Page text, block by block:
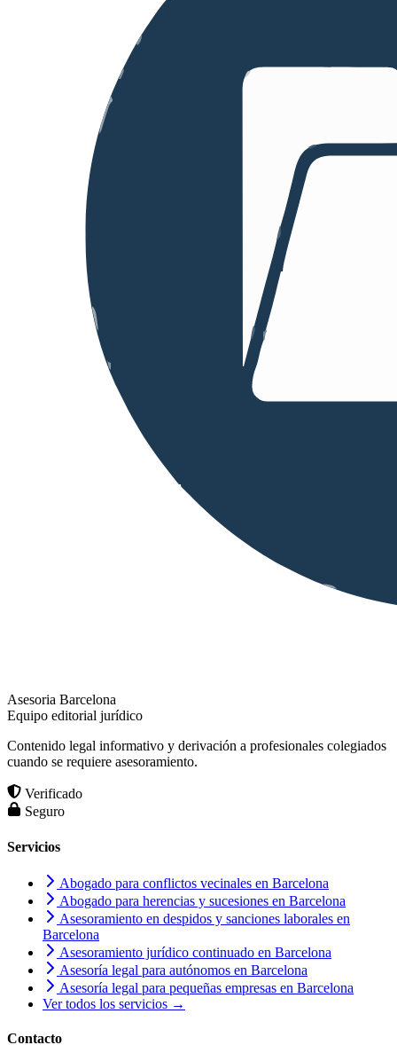
Asesoria Barcelona
Equipo editorial jurídico
Contenido legal informativo y derivación a profesionales colegiados
cuando se requiere asesoramiento.
Verificado
Seguro
Servicios
Abogado para conflictos vecinales en Barcelona
Abogado para herencias y sucesiones en Barcelona
Asesoramiento en despidos y sanciones laborales en
Barcelona
Asesoramiento jurídico continuado en Barcelona
Asesoría legal para autónomos en Barcelona
Asesoría legal para pequeñas empresas en Barcelona
Ver todos los servicios →
Contacto